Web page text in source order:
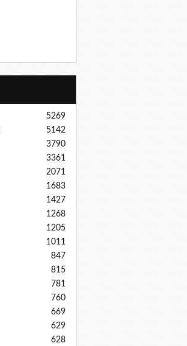
5269
5142
3790
3361
2071
1683
1427
1268
1205
1011
847
815
781
760
669
629
628